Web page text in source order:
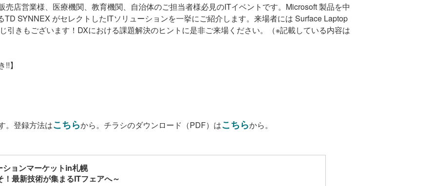
売店営業様、医療機関、教育機関、自治体のご担当者様必見のITイベントです。Microsoft 製品を中
SYNNEX がセレクトしたITソリューションを一挙にご紹介します。来場者には Surface Laptop
引きもございます！DXにおける課題解決のヒントに是非ご来場ください。（※記載している内容は
】
。登録方法はこちらから。チラシのダウンロード（PDF）はこちらから。
ションマーケットin札幌
！最新技術が集まるITフェアへ～